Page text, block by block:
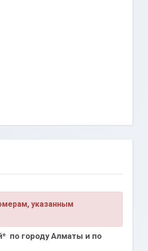
указанным
по городу Алматы и по